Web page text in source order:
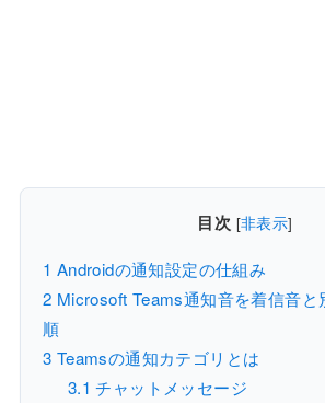
目次 [非表示]
1 Androidの通知設定の仕組み
2 Microsoft Teams通知音を着信音と
順
3 Teamsの通知カテゴリとは
3.1 チャットメッセージ